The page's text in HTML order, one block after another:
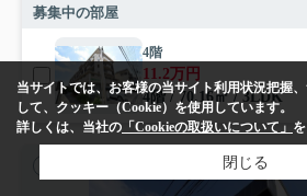
募集中の部屋
4階
11.2万円
4階 / 70.16㎡ / 3LDK
当サイトでは、お客様の当サイト利用状況把握
して、クッキー（Cookie）を使用しています。
詳しくは、当社の 「Cookieの取扱いについて」
閉じる